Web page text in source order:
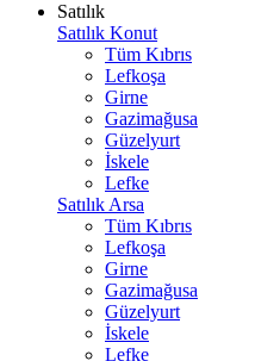
Satılık
Satılık Konut
Tüm Kıbrıs
Lefkoşa
Girne
Gazimağusa
Güzelyurt
İskele
Lefke
Satılık Arsa
Tüm Kıbrıs
Lefkoşa
Girne
Gazimağusa
Güzelyurt
İskele
Lefke